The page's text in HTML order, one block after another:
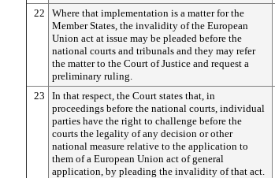
22
Where that implementation is a matter for the
Member States, the invalidity of the European
Union act at issue may be pleaded before the
national courts and tribunals and they may refer
the matter to the Court of Justice and request a
preliminary ruling.
23
In that respect, the Court states that, in
proceedings before the national courts, individual
parties have the right to challenge before the
courts the legality of any decision or other
national measure relative to the application to
them of a European Union act of general
application, by pleading the invalidity of that act.